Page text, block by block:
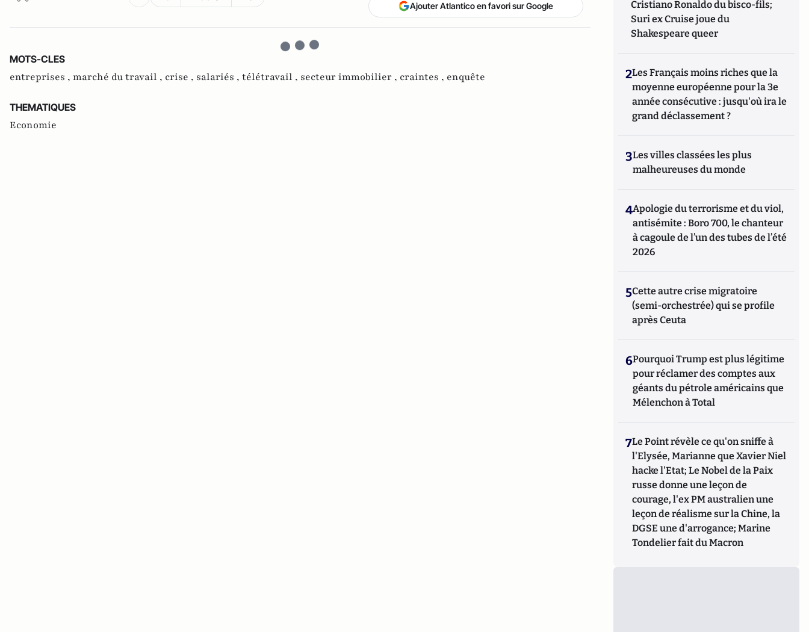
Ajouter Atlantico en favori sur Google
MOTS-CLES
entreprises , marché du travail , crise , salariés , télétravail , secteur immobilier , craintes , enquête
THEMATIQUES
Economie
Cristiano Ronaldo du bisco-fils;
Suri ex Cruise joue du
Shakespeare queer
2Les Français moins riches que la
moyenne européenne pour la 3e
année consécutive : jusqu'où ira le
grand déclassement ?
3Les villes classées les plus
malheureuses du monde
4Apologie du terrorisme et du viol,
antisémite : Boro 700, le chanteur
à cagoule de l’un des tubes de l’été
2026
5Cette autre crise migratoire
(semi-orchestrée) qui se profile
après Ceuta
6Pourquoi Trump est plus légitime
pour réclamer des comptes aux
géants du pétrole américains que
Mélenchon à Total
7Le Point révèle ce qu'on sniffe à
l'Elysée, Marianne que Xavier Niel
hacke l'Etat; Le Nobel de la Paix
russe donne une leçon de
courage, l'ex PM australien une
leçon de réalisme sur la Chine, la
DGSE une d'arrogance; Marine
Tondelier fait du Macron